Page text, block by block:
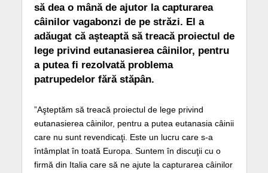
să dea o mână de ajutor la capturarea
câinilor vagabonzi de pe străzi. El a
adăugat că aşteaptă să treacă proiectul de
lege privind eutanasierea câinilor, pentru
a putea fi rezolvată problema
patrupedelor fără stăpân.
”Aşteptăm să treacă proiectul de lege privind
eutanasierea câinilor, pentru a putea eutanasia câinii
care nu sunt revendicaţi. Este un lucru care s-a
întâmplat în toată Europa. Suntem în discuţii cu o
firmă din Italia care să ne ajute la capturarea câinilor